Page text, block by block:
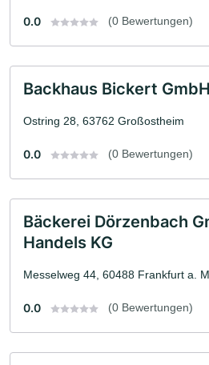
0.0 (0 Bewertungen)
Backhaus Bickert
Ostring 28, 63762 Großostheim
0.0 (0 Bewertungen)
Bäckerei Dörzenbach
Handels KG
Messelweg 44, 60488 Frankfurt a.
0.0 (0 Bewertungen)